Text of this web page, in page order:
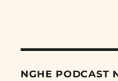
NGHE PODCAST